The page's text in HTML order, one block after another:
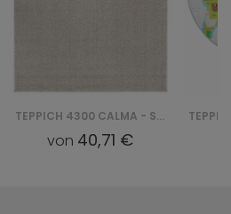
TEPPICH 4300 CALMA - SREBRNY
von 40,71 €